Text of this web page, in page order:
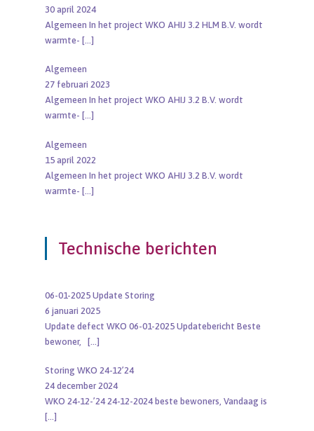
30 april 2024
Algemeen In het project WKO AHIJ 3.2 HLM B.V. wordt
warmte- […]
Algemeen
27 februari 2023
Algemeen In het project WKO AHIJ 3.2 B.V. wordt
warmte- […]
Algemeen
15 april 2022
Algemeen In het project WKO AHIJ 3.2 B.V. wordt
warmte- […]
Technische berichten
06-01-2025 Update Storing
6 januari 2025
Update defect WKO 06-01-2025 Updatebericht Beste
bewoner, […]
Storing WKO 24-12’24
24 december 2024
WKO 24-12-’24 24-12-2024 beste bewoners, Vandaag is
[…]